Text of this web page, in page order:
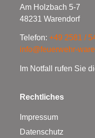
Am Holzbach 5-7
48231 Warendorf
Telefon: +49 2581 /
info@feuerwehr-
Im Notfall rufen Sie
Rechtliches
Impressum
Datenschutz